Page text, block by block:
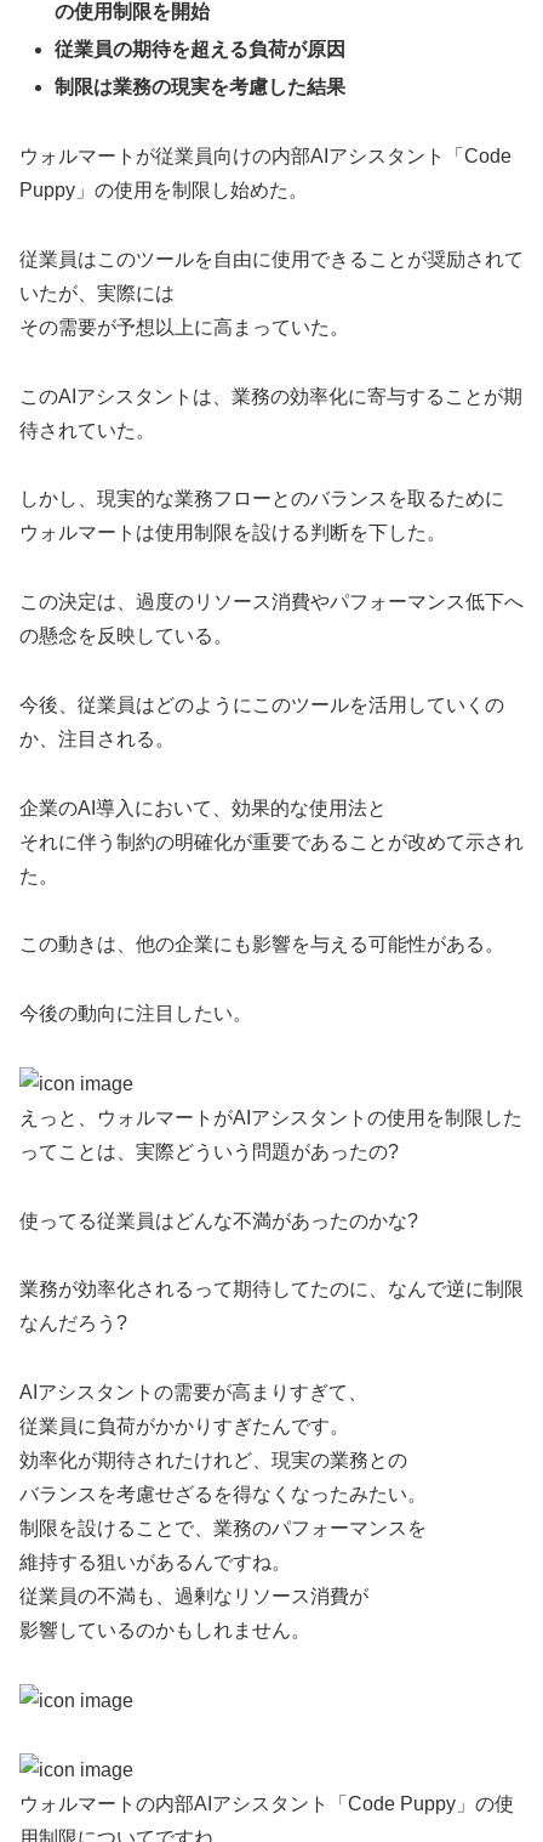
の使用制限を開始
従業員の期待を超える負荷が原因
制限は業務の現実を考慮した結果
ウォルマートが従業員向けの内部AIアシスタント「Code
Puppy」の使用を制限し始めた。
従業員はこのツールを自由に使用できることが奨励されて
いたが、実際には
その需要が予想以上に高まっていた。
このAIアシスタントは、業務の効率化に寄与することが期
待されていた。
しかし、現実的な業務フローとのバランスを取るために
ウォルマートは使用制限を設ける判断を下した。
この決定は、過度のリソース消費やパフォーマンス低下へ
の懸念を反映している。
今後、従業員はどのようにこのツールを活用していくの
か、注目される。
企業のAI導入において、効果的な使用法と
それに伴う制約の明確化が重要であることが改めて示され
た。
この動きは、他の企業にも影響を与える可能性がある。
今後の動向に注目したい。
えっと、ウォルマートがAIアシスタントの使用を制限した
ってことは、実際どういう問題があったの?
使ってる従業員はどんな不満があったのかな?
業務が効率化されるって期待してたのに、なんで逆に制限
なんだろう?
AIアシスタントの需要が高まりすぎて、
従業員に負荷がかかりすぎたんです。
効率化が期待されたけれど、現実の業務との
バランスを考慮せざるを得なくなったみたい。
制限を設けることで、業務のパフォーマンスを
維持する狙いがあるんですね。
従業員の不満も、過剰なリソース消費が
影響しているのかもしれません。
ウォルマートの内部AIアシスタント「Code Puppy」の使